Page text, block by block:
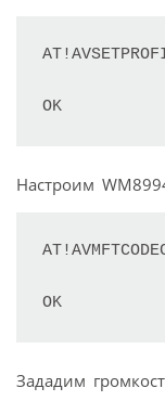
OK
Настроим
OK
Зададим